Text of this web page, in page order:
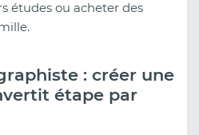
études ou acheter des
: créer une
étape par